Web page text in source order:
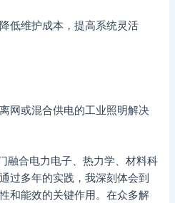
低维护成本，提高系统灵活
网或混合供电的工业照明解决
融合电力电子、热力学、材料科
过多年的实践，我深刻体会到
和能效的关键作用。在众多解